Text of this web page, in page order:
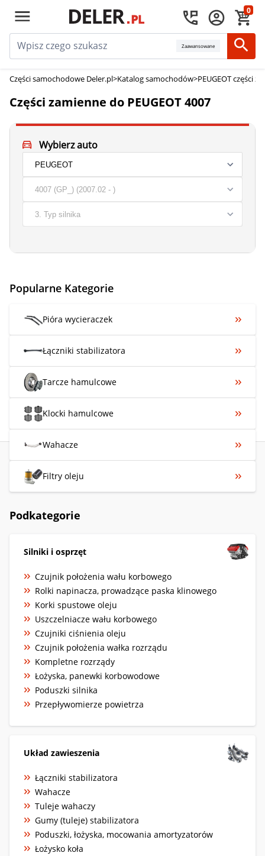
0
Zaawansowane
Części samochodowe Deler.pl>Katalog samochodów>PEUGEOT części
Części zamienne do PEUGEOT 4007
Wybierz auto
Popularne Kategorie
Pióra wycieraczek
Łączniki stabilizatora
Tarcze hamulcowe
Klocki hamulcowe
Wahacze
Filtry oleju
Podkategorie
Silniki i osprzęt
Czujnik położenia wału korbowego
Rolki napinacza, prowadzące paska klinowego
Korki spustowe oleju
Uszczelniacze wału korbowego
Czujniki ciśnienia oleju
Czujnik położenia wałka rozrządu
Kompletne rozrządy
Łożyska, panewki korbowodowe
Poduszki silnika
Przepływomierze powietrza
Układ zawieszenia
Łączniki stabilizatora
Wahacze
Tuleje wahaczy
Gumy (tuleje) stabilizatora
Poduszki, łożyska, mocowania amortyzatorów
Łożysko koła